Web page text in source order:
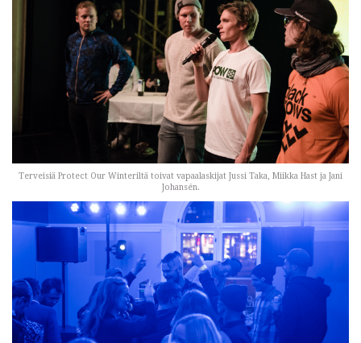
Terveisiä Protect Our Winteriltä toivat vapaalaskijat Jussi Taka, Miikka Hast ja Jani
Johansén.